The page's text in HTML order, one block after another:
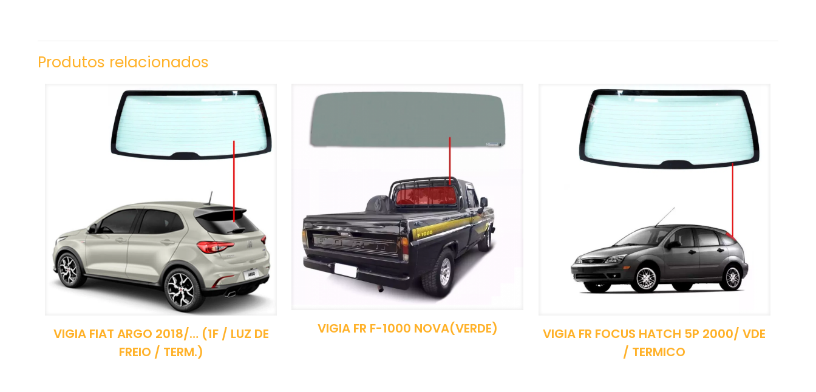
Produtos relacionados
VIGIA FIAT ARGO 2018/… (1F / LUZ DE
FREIO / TERM.)
VIGIA FR F-1000 NOVA(VERDE)
VIGIA FR FOCUS HATCH 5P 2000/ VDE
/ TERMICO